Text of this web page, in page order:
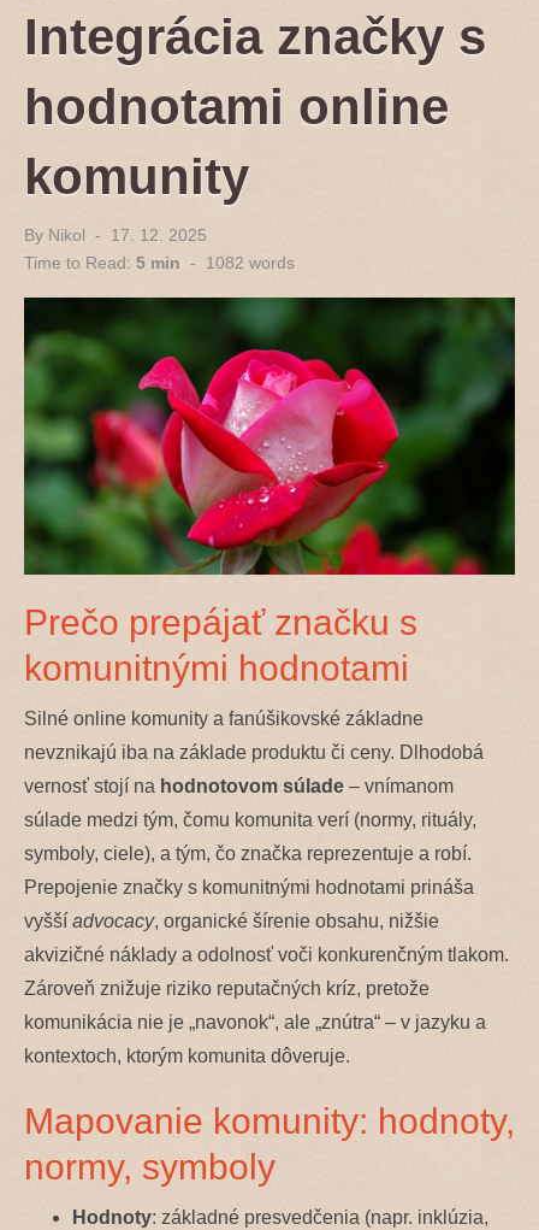
Integrácia značky s
hodnotami online
komunity
By Nikol
Posted
on
17. 12. 2025
Time to Read: 5 min - 1082 words
Prečo prepájať značku s
komunitnými hodnotami
Silné online komunity a fanúšikovské základne
nevznikajú iba na základe produktu či ceny. Dlhodobá
vernosť stojí na hodnotovom súlade – vnímanom
súlade medzi tým, čomu komunita verí (normy, rituály,
symboly, ciele), a tým, čo značka reprezentuje a robí.
Prepojenie značky s komunitnými hodnotami prináša
vyšší advocacy, organické šírenie obsahu, nižšie
akvizičné náklady a odolnosť voči konkurenčným tlakom.
Zároveň znižuje riziko reputačných kríz, pretože
komunikácia nie je „navonok“, ale „znútra“ – v jazyku a
kontextoch, ktorým komunita dôveruje.
Mapovanie komunity: hodnoty,
normy, symboly
Hodnoty: základné presvedčenia (napr. inklúzia,